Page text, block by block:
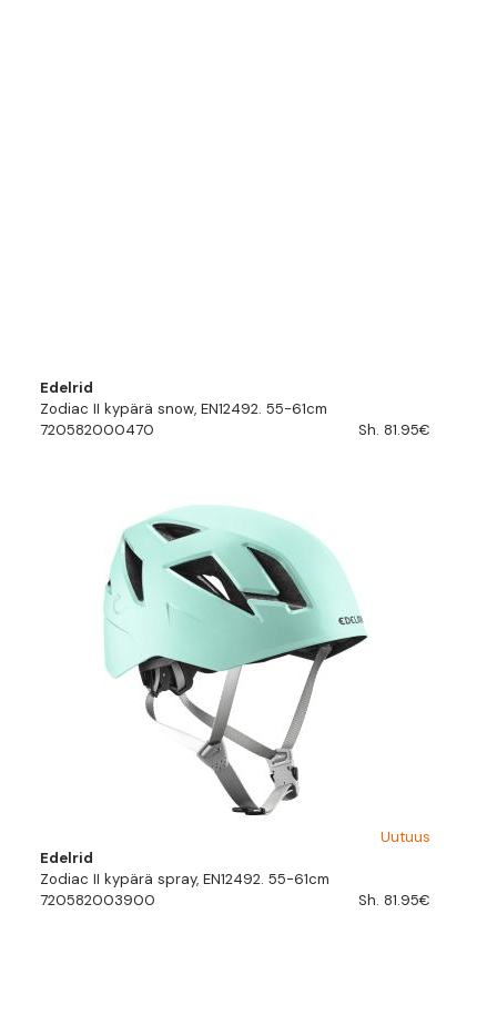
Edelrid
Zodiac II kypärä snow, EN12492. 55-61cm
720582000470
Sh. 81.95€
Uutuus
Edelrid
Zodiac II kypärä spray, EN12492. 55-61cm
720582003900
Sh. 81.95€